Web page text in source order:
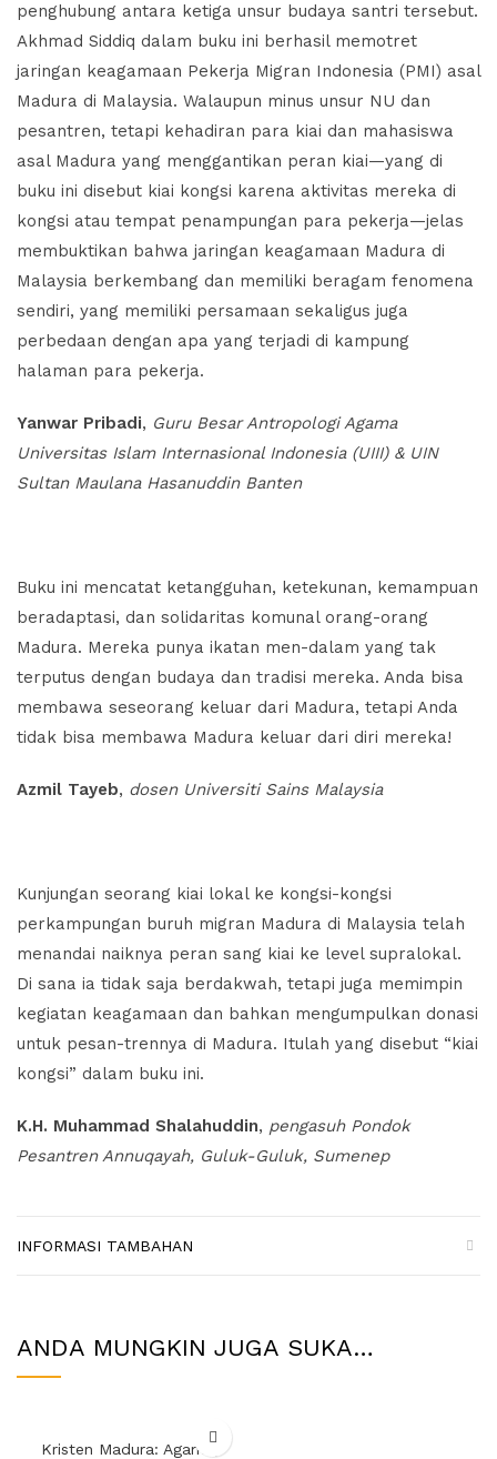
penghubung antara ketiga unsur budaya santri tersebut.
Akhmad Siddiq dalam buku ini berhasil memotret
jaringan keagamaan Pekerja Migran Indonesia (PMI) asal
Madura di Malaysia. Walaupun minus unsur NU dan
pesantren, tetapi kehadiran para kiai dan mahasiswa
asal Madura yang menggantikan peran kiai—yang di
buku ini disebut kiai kongsi karena aktivitas mereka di
kongsi atau tempat penampungan para pekerja—jelas
membuktikan bahwa jaringan keagamaan Madura di
Malaysia berkembang dan memiliki beragam fenomena
sendiri, yang memiliki persamaan sekaligus juga
perbedaan dengan apa yang terjadi di kampung
halaman para pekerja.
Yanwar Pribadi, Guru Besar Antropologi Agama
Universitas Islam Internasional Indonesia (UIII) & UIN
Sultan Maulana Hasanuddin Banten
Buku ini mencatat ketangguhan, ketekunan, kemampuan
beradaptasi, dan solidaritas komunal orang-orang
Madura. Mereka punya ikatan men-dalam yang tak
terputus dengan budaya dan tradisi mereka. Anda bisa
membawa seseorang keluar dari Madura, tetapi Anda
tidak bisa membawa Madura keluar dari diri mereka!
Azmil Tayeb, dosen Universiti Sains Malaysia
Kunjungan seorang kiai lokal ke kongsi-kongsi
perkampungan buruh migran Madura di Malaysia telah
menandai naiknya peran sang kiai ke level supralokal.
Di sana ia tidak saja berdakwah, tetapi juga memimpin
kegiatan keagamaan dan bahkan mengumpulkan donasi
untuk pesan-trennya di Madura. Itulah yang disebut “kiai
kongsi” dalam buku ini.
K.H. Muhammad Shalahuddin, pengasuh Pondok
Pesantren Annuqayah, Guluk-Guluk, Sumenep
INFORMASI TAMBAHAN
ANDA MUNGKIN JUGA SUKA…
Kristen Madura: Agama,